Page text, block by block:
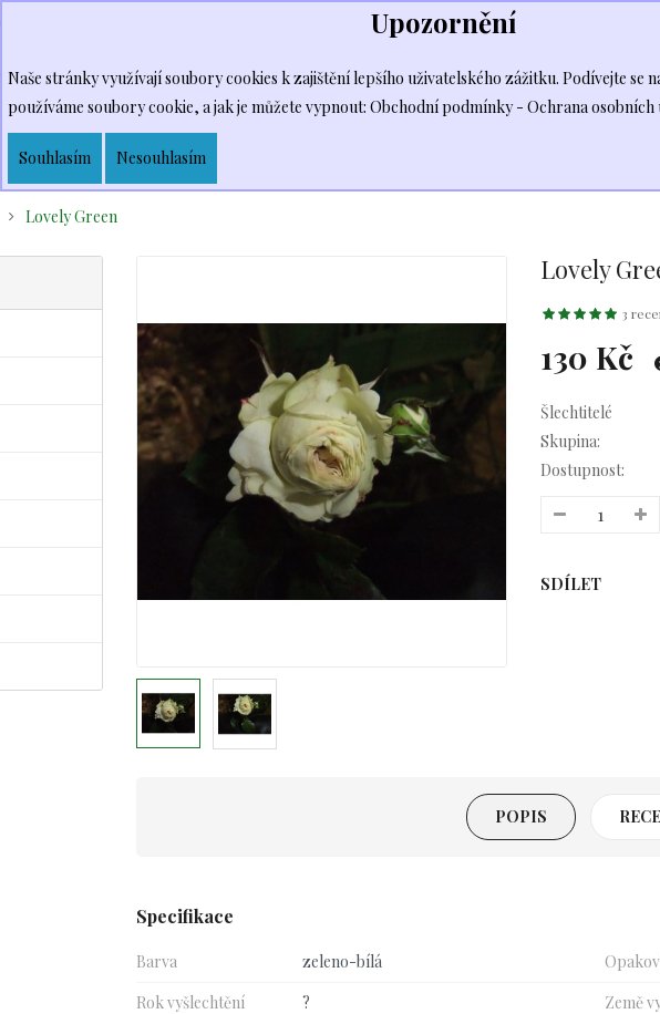
Upozornění
Naše stránky využívají soubory cookies k zajištění lepšího uživatelského zážitku. Podívejte se
používáme soubory cookie, a jak je můžete vypnout: Obchodní podmínky - Ochrana osobních
Souhlasím Nesouhlasím
se
Lovely Green
Lovely
3
130 Kč
Šlechtitelé
Skupina:
Dostupnost:
SDÍLET
POPIS
Specifikace
Barva zeleno-bílá
Rok vyšlechtění
? Země